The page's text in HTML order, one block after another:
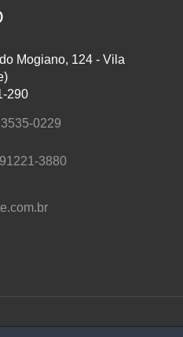
Mogiano, 124 - Vila
290
0229
3880